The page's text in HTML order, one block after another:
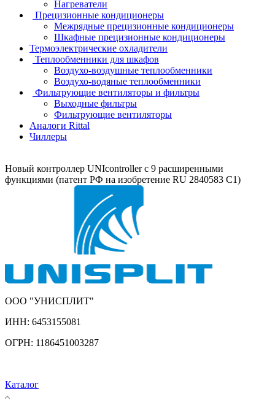
Нагреватели
Прецизионные кондиционеры
Mежрядные прецизионные кондиционеры
Шкафные прецизионные кондиционеры
Термоэлектрические охладители
Теплообменники для шкафов
Воздухо-воздушные теплообменники
Воздухо-водяные теплообменники
Фильтрующие вентиляторы и фильтры
Выходные фильтры
Фильтрующие вентиляторы
Аналоги Rittal
Чиллеры
Новый контроллер UNIcontroller c 9 расширенными
функциями (патент РФ на изобретение RU 2840583 C1)
ООО "УНИСПЛИТ"
ИНН: 6453155081
ОГРН: 1186451003287
Каталог